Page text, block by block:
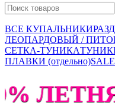
ВСЕ КУПАЛЬНИКИ
ЛЕОПАРДОВЫЙ /
СЕТКА-ТУНИКА
ПЛАВКИ (отдельно)SALE